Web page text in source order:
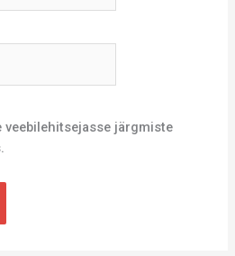
veebilehitsejasse järgmiste